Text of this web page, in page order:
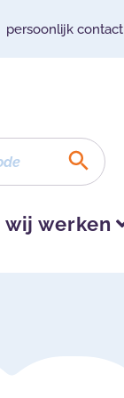
persoonlijk contact
wij werken